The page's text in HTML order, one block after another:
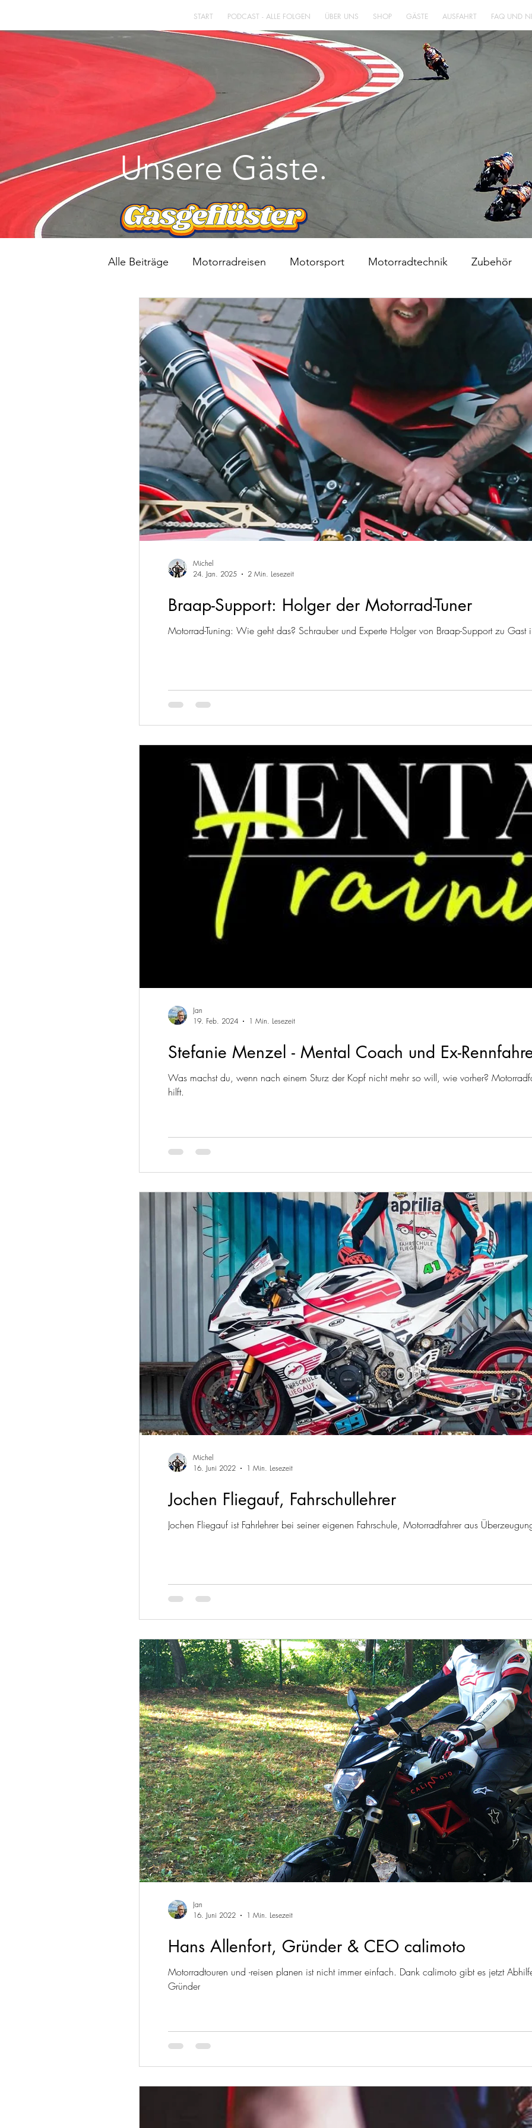
START PODCAST - ALLE FOLGEN ÜBER UNS SHOP GÄSTE AUSFAHRT FAQ UND
LEBENSENT WÜRFE
Unsere Gäste.
Alle Beiträge Motorradreisen Motorsport Motorradtechnik Zubehör
Braap-Support: Holger der Motorrad-Tuner
Motorrad-Tuning: Wie geht das? Schrauber und Experte Holger von Braap-Support zu Gast
Michel
24. Jan. 2025
2 Min. Lesezeit
Stefanie Menzel - Mental Coach und Ex-
Was machst du, wenn nach einem Sturz der Kopf nicht mehr so will, wie vorher?
hilft.
Jan
19. Feb. 2024
1 Min. Lesezeit
Jochen Fliegauf, Fahrschullehrer
Jochen Fliegauf ist Fahrlehrer bei seiner eigenen Fahrschule, Motorradfahrer aus
Michel
16. Juni 2022
1 Min. Lesezeit
Hans Allenfort, Gründer & CEO calimoto
Motorradtouren und -reisen planen ist nicht immer einfach. Dank calimoto gibt es jetzt
Gründer
Jan
16. Juni 2022
1 Min. Lesezeit